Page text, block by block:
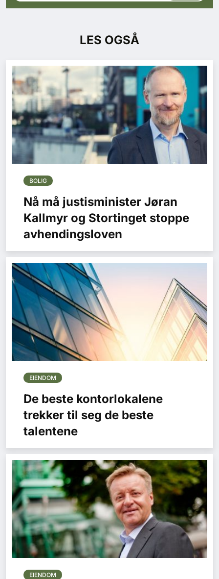
LES OGSÅ
BOLIG
Nå må justisminister Jøran
Kallmyr og Stortinget stoppe
avhendingsloven
EIENDOM
De beste kontorlokalene
trekker til seg de beste
talentene
EIENDOM